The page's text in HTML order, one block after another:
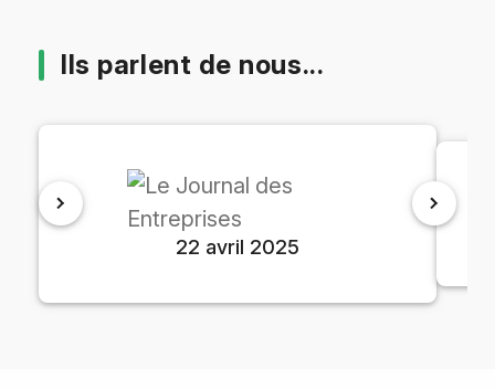
Ils parlent de nous...
22 avril 2025